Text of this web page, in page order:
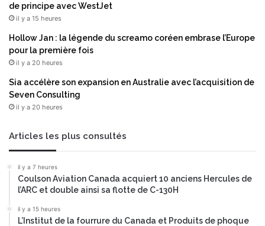
de principe avec WestJet
il y a 15 heures
Hollow Jan : la légende du screamo coréen embrase l’Europe
pour la première fois
il y a 20 heures
Sia accélère son expansion en Australie avec l’acquisition de
Seven Consulting
il y a 20 heures
Articles les plus consultés
il y a 7 heures
Coulson Aviation Canada acquiert 10 anciens Hercules de
l’ARC et double ainsi sa flotte de C-130H
il y a 15 heures
L’Institut de la fourrure du Canada et Produits de phoque